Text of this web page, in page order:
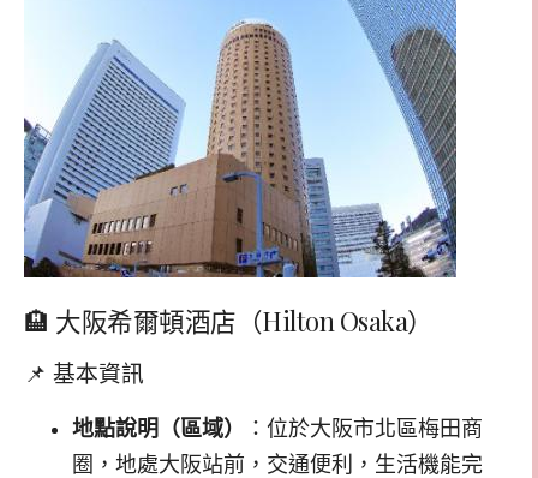
🏨 大阪希爾頓酒店（Hilton Osaka）
📌 基本資訊
地點說明（區域）
：位於大阪市北區梅田商
圈，地處大阪站前，交通便利，生活機能完